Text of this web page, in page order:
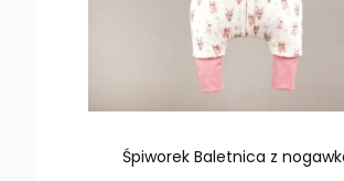
Śpiworek Baletnica z